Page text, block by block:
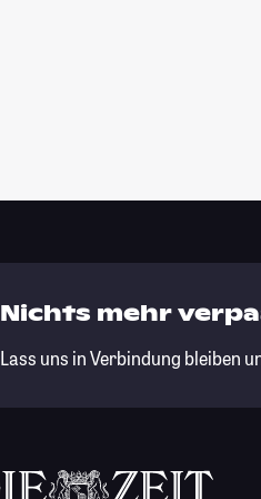
Nichts mehr
Lass uns in Verbindung bleiben